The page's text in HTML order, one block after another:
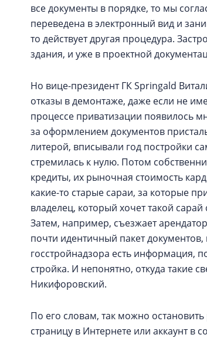
все документы в порядке, то мы
переведена в электронный вид и
то действует другая процедура.
здания, и уже в проектной
Но вице-президент ГК Springald
отказы в демонтаже, даже если не
процессе приватизации появилось
за оформлением документов
литерой, вписывали год постройки
стремилась к нулю. Потом
кредиты, их рыночная стоимость
какие-то старые сараи, за которые
владелец, который хочет такой
Затем, например, съезжает
почти идентичный пакет
госстройнадзора есть информация,
стройка. И непонятно, откуда такие
Никифоровский.
По его словам, так можно
страницу в Интернете или аккаунт в